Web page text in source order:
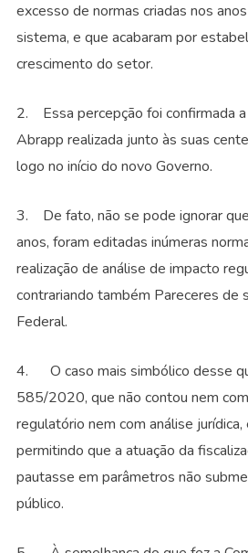
excesso de normas criadas nos
sistema, e que acabaram por
crescimento do setor.
2. Essa percepção foi confirmada
Abrapp realizada junto às suas
logo no início do novo Governo.
3. De fato, não se pode ignorar
anos, foram editadas inúmeras
realização de análise de impacto
contrariando também Pareceres de
Federal.
4. O caso mais simbólico desse
585/2020, que não contou nem
regulatório nem com análise jurídica,
permitindo que a atuação da
pautasse em parâmetros não
público.